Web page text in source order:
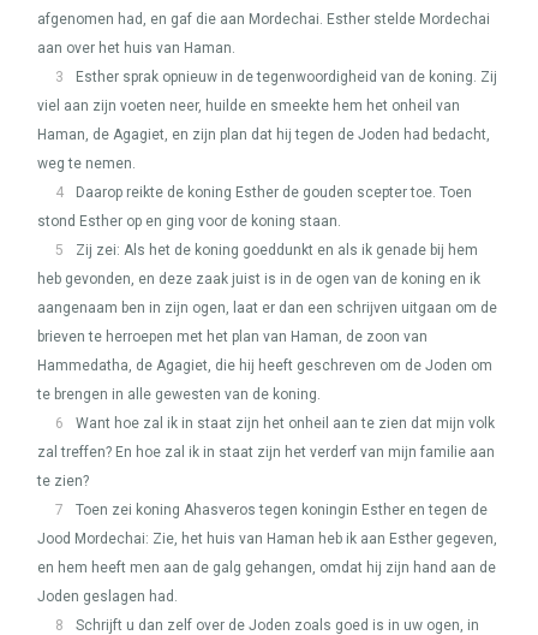
afgenomen had, en gaf die aan Mordechai. Esther stelde Mordechai
aan over het huis van Haman.
3
Esther sprak opnieuw in de tegenwoordigheid van de koning. Zij
viel aan zijn voeten neer, huilde en smeekte hem het onheil van
Haman, de Agagiet, en zijn plan dat hij tegen de Joden had bedacht,
weg te nemen.
4
Daarop reikte de koning Esther de gouden scepter toe. Toen
stond Esther op en ging voor de koning staan.
5
Zij zei: Als het de koning goeddunkt en als ik genade bij hem
heb gevonden, en deze zaak juist is in de ogen van de koning en ik
aangenaam ben in zijn ogen, laat er dan een schrijven uitgaan om de
brieven te herroepen met het plan van Haman, de zoon van
Hammedatha, de Agagiet, die hij heeft geschreven om de Joden om
te brengen in alle gewesten van de koning.
6
Want hoe zal ik in staat zijn het onheil aan te zien dat mijn volk
zal treffen? En hoe zal ik in staat zijn het verderf van mijn familie aan
te zien?
7
Toen zei koning Ahasveros tegen koningin Esther en tegen de
Jood Mordechai: Zie, het huis van Haman heb ik aan Esther gegeven,
en hem heeft men aan de galg gehangen, omdat hij zijn hand aan de
Joden geslagen had.
8
Schrijft u dan zelf over de Joden zoals goed is in uw ogen, in